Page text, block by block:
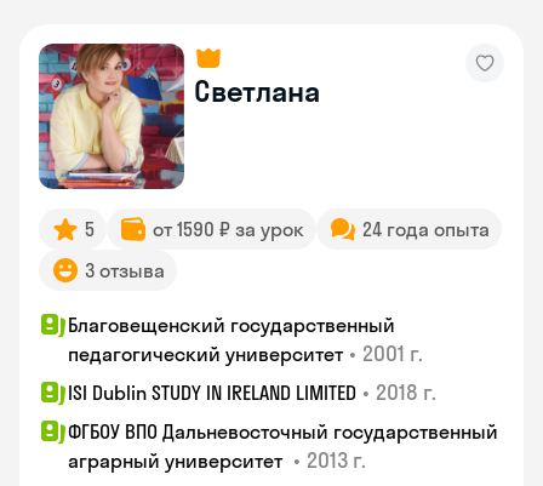
Светлана
5 от 1590 ₽ за урок
24 года опыта
3 отзыва
Благовещенский государственный
педагогический университет • 2001 г.
ISI Dublin STUDY IN IRELAND LIMITED • 2018 г.
ФГБОУ ВПО Дальневосточный государственный
аграрный университет • 2013 г.